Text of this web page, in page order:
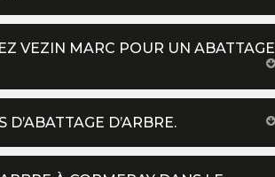
VEZIN MARC POUR UN ABATTAGE
D’ARBRE.